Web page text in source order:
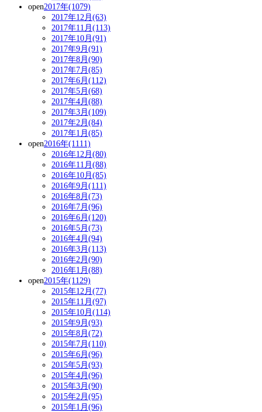
open2017年(1079)
2017年12月(63)
2017年11月(113)
2017年10月(91)
2017年9月(91)
2017年8月(90)
2017年7月(85)
2017年6月(112)
2017年5月(68)
2017年4月(88)
2017年3月(109)
2017年2月(84)
2017年1月(85)
open2016年(1111)
2016年12月(80)
2016年11月(88)
2016年10月(85)
2016年9月(111)
2016年8月(73)
2016年7月(96)
2016年6月(120)
2016年5月(73)
2016年4月(94)
2016年3月(113)
2016年2月(90)
2016年1月(88)
open2015年(1129)
2015年12月(77)
2015年11月(97)
2015年10月(114)
2015年9月(93)
2015年8月(72)
2015年7月(110)
2015年6月(96)
2015年5月(93)
2015年4月(96)
2015年3月(90)
2015年2月(95)
2015年1月(96)